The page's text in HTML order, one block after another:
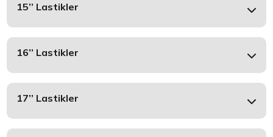
15’’ Lastikler
16’’ Lastikler
17’’ Lastikler